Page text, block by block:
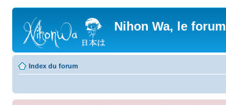
Nihon Wa, le forum
Index du forum